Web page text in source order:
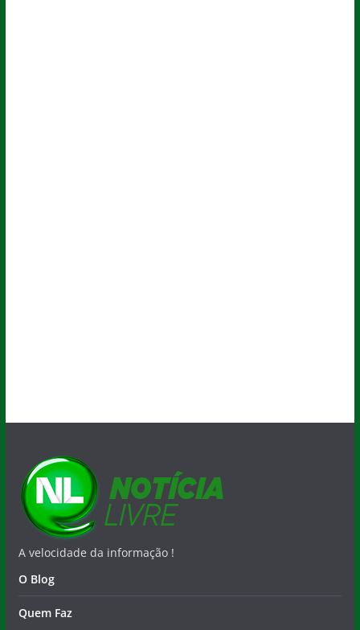
A velocidade da informação !
O Blog
Quem Faz